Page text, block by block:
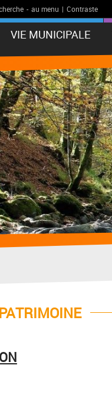
- au menu | Contraste
VIE MUNICIPALE
PATRIMOINE